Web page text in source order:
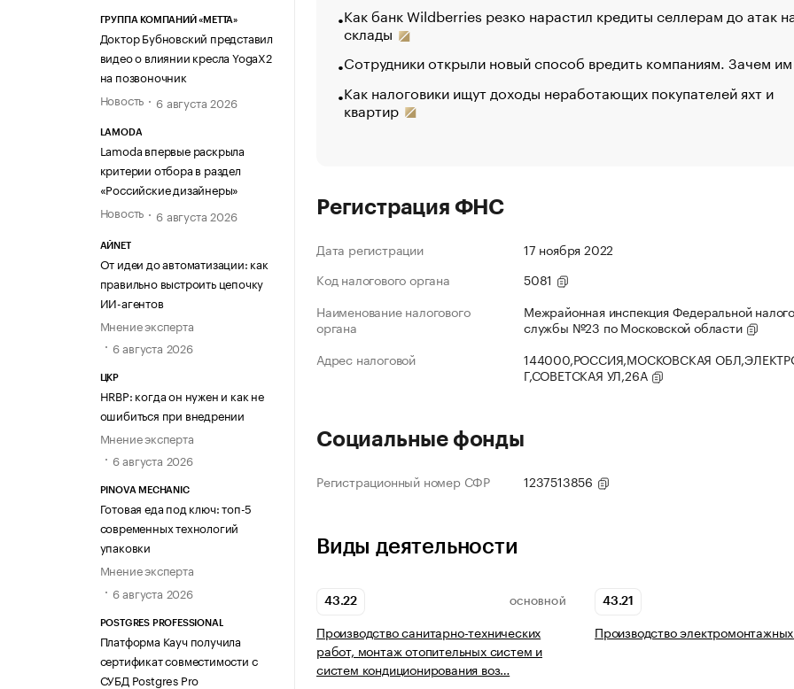
ГРУППА КОМПАНИЙ «МЕТТА»
Доктор Бубновский представил
видео о влиянии кресла YogaX2
на позвоночник
Новость
6 августа 2026
LAMODA
Lamoda впервые раскрыла
критерии отбора в раздел
«Российские дизайнеры»
Новость
6 августа 2026
АЙNET
От идеи до автоматизации: как
правильно выстроить цепочку
ИИ-агентов
Мнение эксперта
6 августа 2026
ЦКР
HRBP: когда он нужен и как не
ошибиться при внедрении
Мнение эксперта
6 августа 2026
PINOVA MECHANIC
Готовая еда под ключ: топ-5
современных технологий
упаковки
Мнение эксперта
6 августа 2026
POSTGRES PROFESSIONAL
Платформа Кауч получила
сертификат совместимости с
СУБД Postgres Pro
Как банк Wildberries резко нарастил кредиты селлерам до атак
склады
Сотрудники открыли новый способ вредить компаниям. Зачем
Как налоговики ищут доходы неработающих покупателей яхт и
квартир
Регистрация ФНС
Дата регистрации
17 ноября 2022
Код налогового органа
5081
Наименование налогового
органа
Межрайонная инспекция Федеральной
службы №23 по Московской области
Адрес налоговой
144000,РОССИЯ,МОСКОВСКАЯ
Г,СОВЕТСКАЯ УЛ,26А
Социальные фонды
Регистрационный номер СФР 1237513856
Виды деятельности
43.22 ОСНОВНОЙ
Производство санитарно-технических
работ, монтаж отопительных систем и
систем кондиционирования воз…
43.21
Производство